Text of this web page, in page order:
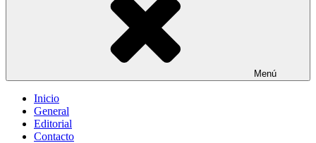
Menú
Inicio
General
Editorial
Contacto